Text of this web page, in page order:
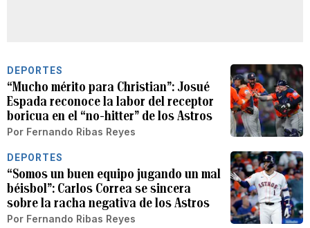
DEPORTES
“Mucho mérito para Christian”: Josué
Espada reconoce la labor del receptor
boricua en el “no-hitter” de los Astros
Por Fernando Ribas Reyes
DEPORTES
“Somos un buen equipo jugando un mal
béisbol”: Carlos Correa se sincera
sobre la racha negativa de los Astros
Por Fernando Ribas Reyes